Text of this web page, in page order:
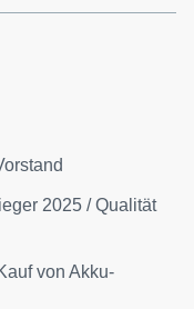
2025 / Qualität
von Akku-